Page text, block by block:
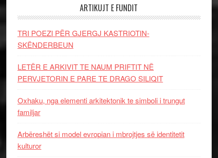
ARTIKUJT E FUNDIT
TRI POEZI PËR GJERGJ KASTRIOTIN-
SKËNDERBEUN
LETËR E ARKIVIT TE NAUM PRIFTIT NË
PERVJETORIN E PARE TE DRAGO SILIQIT
Oxhaku, nga elementi arkitektonik te simboli i trungut
familjar
Arbëreshët si model evropian i mbrojtjes së identitetit
kulturor